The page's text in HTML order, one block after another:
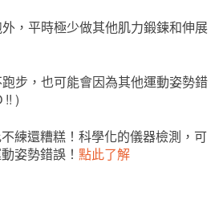
，平時極少做其他肌力鍛鍊和伸展
步，也可能會因為其他運動姿勢錯
!! )
練還糟糕！科學化的儀器檢測，可
姿勢錯誤！ 點此了解